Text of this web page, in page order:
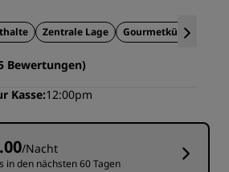
Zentrale Lage Gourmetküche
Bewertungen)
Kasse 12:00pm
/Nacht
in den nächsten 60 Tagen